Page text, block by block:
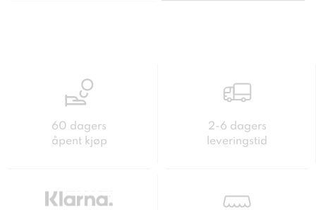
60 dagers
åpent kjøp
2-6 dagers
leveringstid